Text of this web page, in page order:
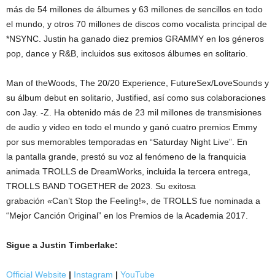
más de 54 millones de álbumes y 63 millones de sencillos en todo
el mundo, y otros 70 millones de discos como vocalista principal de
*NSYNC. Justin ha ganado diez premios GRAMMY en los géneros
pop, dance y R&B, incluidos sus exitosos álbumes en solitario.
Man of theWoods, The 20/20 Experience, FutureSex/LoveSounds y
su álbum debut en solitario, Justified, así como sus colaboraciones
con Jay. -Z. Ha obtenido más de 23 mil millones de transmisiones
de audio y video en todo el mundo y ganó cuatro premios Emmy
por sus memorables temporadas en “Saturday Night Live”. En
la pantalla grande, prestó su voz al fenómeno de la franquicia
animada TROLLS de DreamWorks, incluida la tercera entrega,
TROLLS BAND TOGETHER de 2023. Su exitosa
grabación «Can’t Stop the Feeling!», de TROLLS fue nominada a
“Mejor Canción Original” en los Premios de la Academia 2017.
Sigue a Justin Timberlake:
Official Website | Instagram | YouTube